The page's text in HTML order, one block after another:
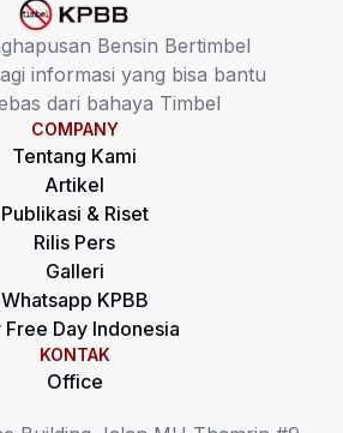
Bensin Bertimbel
informasi yang bisa bantu
dari bahaya Timbel
COMPANY
Tentang Kami
Artikel
Publikasi & Riset
Rilis Pers
Galleri
Whatsapp KPBB
Free Day Indonesia
KONTAK
Office